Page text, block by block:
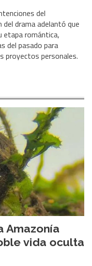
del
drama adelantó que
etapa romántica,
del pasado para
proyectos personales.
Amazonía
vida oculta